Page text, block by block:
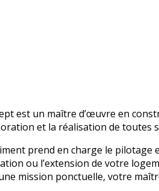
est un maître d’œuvre en
et la réalisation de toutes
prend en charge le
ou l’extension de votre
mission ponctuelle, votre